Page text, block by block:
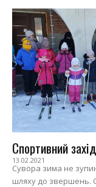
Спортивний
13.02.2021
Сувора зима не
шляху до звершень.